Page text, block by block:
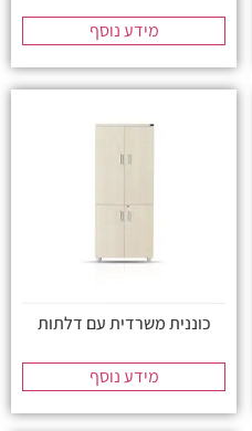
מידע נוסף
כוננית משרדית עם דלתות
מידע נוסף